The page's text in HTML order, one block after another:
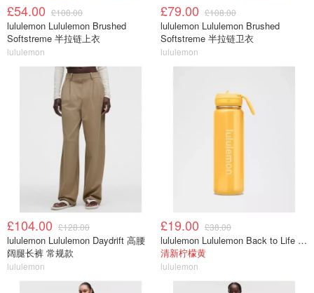
£54.00 £108.00
lululemon Lululemon Brushed
Softstreme 半拉链上衣
lululemon
£79.00 £108.00
lululemon Lululemon Brushed
Softstreme 半拉链卫衣
lululemon
£104.00 £128.00
lululemon Lululemon Daydrift 高腰
阔腿长裤 常规款
lululemon
£19.00 £38.00
lululemon Lululemon Back to Life 运动水瓶 24oz 吸管盖
清新柠檬黄
lululemon